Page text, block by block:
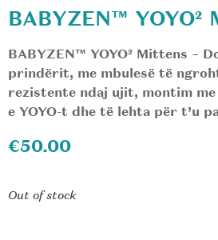
BABYZEN™ YOYO²
BABYZEN™ YOYO² Mittens –
prindërit, me mbulesë të
rezistente ndaj ujit, montim me
e YOYO-t dhe të lehta për t’u
€50.00
Out of stock